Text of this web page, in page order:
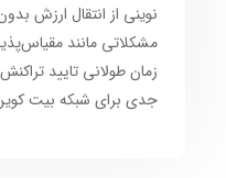
نوینی از انتقال ارزش
مشکلاتی مانند
زمان طولانی تایید
جدی برای شبکه بیت